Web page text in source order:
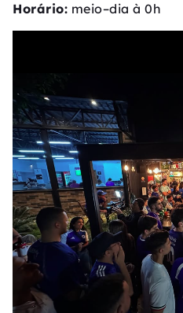
Horário: meio–dia à 0h